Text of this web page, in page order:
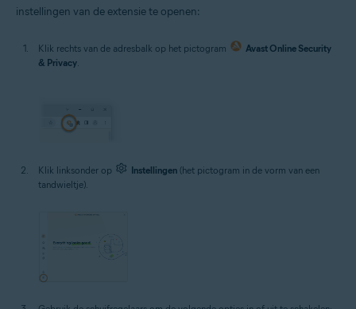
instellingen van de extensie te openen:
Klik rechts van de adresbalk op het pictogram
Avast Online Security
& Privacy
Klik linksonder op Instellingen(het pictogram in de vorm van een
tandwieltje).